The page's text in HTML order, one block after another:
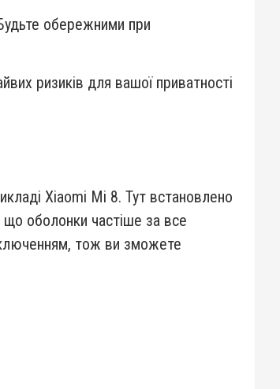
обережними при
ризиків для вашої приватності
Xiaomi Mi 8. Тут встановлено
оболонки частіше за все
тож ви зможете